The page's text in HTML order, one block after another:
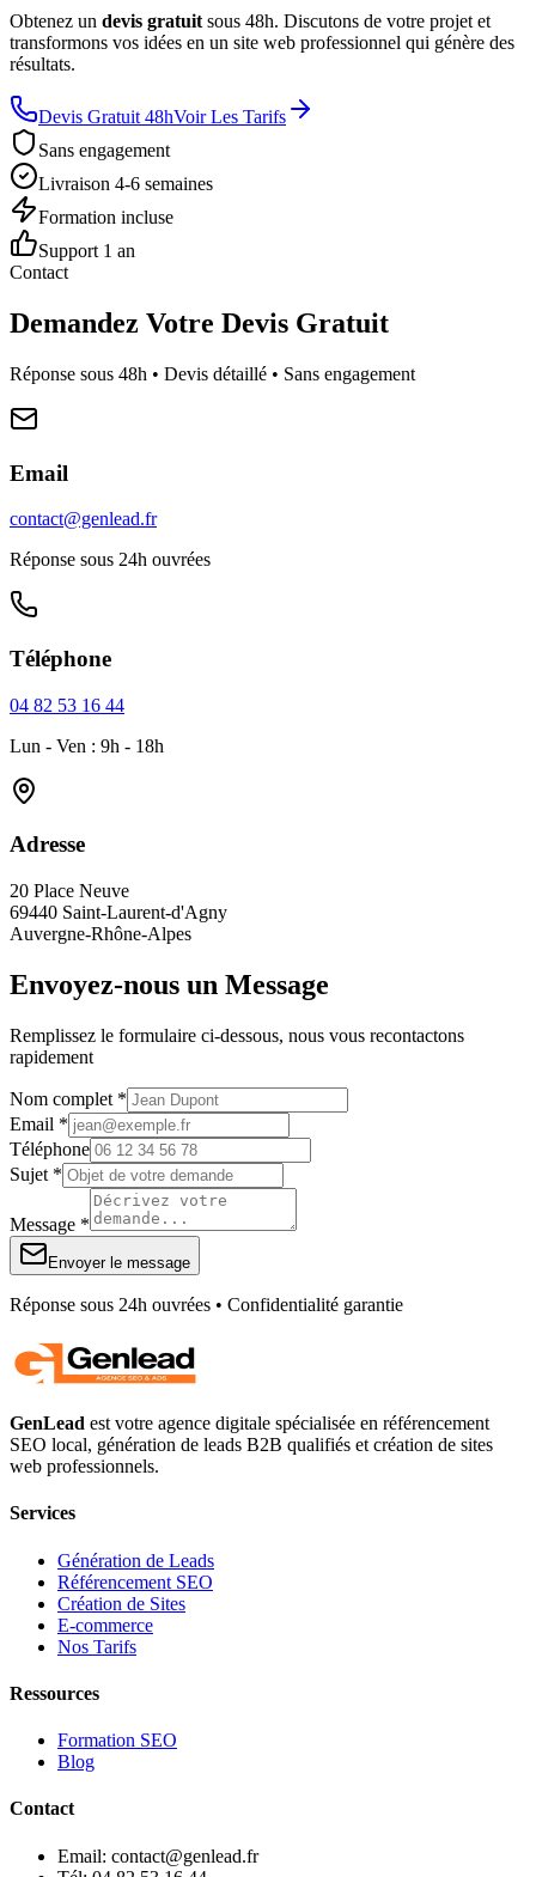
Obtenez un devis gratuit sous 48h. Discutons de votre projet et
transformons vos idées en un site web professionnel qui génère des
résultats.
Devis Gratuit 48hVoir Les Tarifs
Sans engagement
Livraison 4-6 semaines
Formation incluse
Support 1 an
Contact
Demandez Votre Devis Gratuit
Réponse sous 48h • Devis détaillé • Sans engagement
Email
contact@genlead.fr
Réponse sous 24h ouvrées
Téléphone
04 82 53 16 44
Lun - Ven : 9h - 18h
Adresse
20 Place Neuve
69440 Saint-Laurent-d'Agny
Auvergne-Rhône-Alpes
Envoyez-nous un Message
Remplissez le formulaire ci-dessous, nous vous recontactons
rapidement
Nom complet *
Email *
Téléphone
Sujet *
Message *
Envoyer le message
Réponse sous 24h ouvrées • Confidentialité garantie
GenLead est votre agence digitale spécialisée en référencement
SEO local, génération de leads B2B qualifiés et création de sites
web professionnels.
Services
Génération de Leads
Référencement SEO
Création de Sites
E-commerce
Nos Tarifs
Ressources
Formation SEO
Blog
Contact
Email: contact@genlead.fr